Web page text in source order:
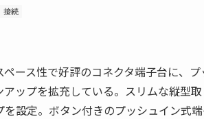
接続
ース性で好評のコネクタ端子台に、
ップを拡充している。スリムな縦型
設定。ボタン付きのプッシュイン式